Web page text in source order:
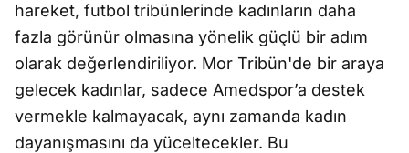
hareket, futbol tribünlerinde kadınların daha
fazla görünür olmasına yönelik güçlü bir adım
olarak değerlendiriliyor. Mor Tribün'de bir araya
gelecek kadınlar, sadece Amedspor’a destek
vermekle kalmayacak, aynı zamanda kadın
dayanışmasını da yüceltecekler. Bu